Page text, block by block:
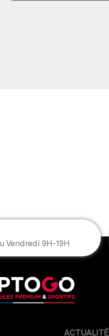
Vendredi 9H-19H
ACTUALITÉ